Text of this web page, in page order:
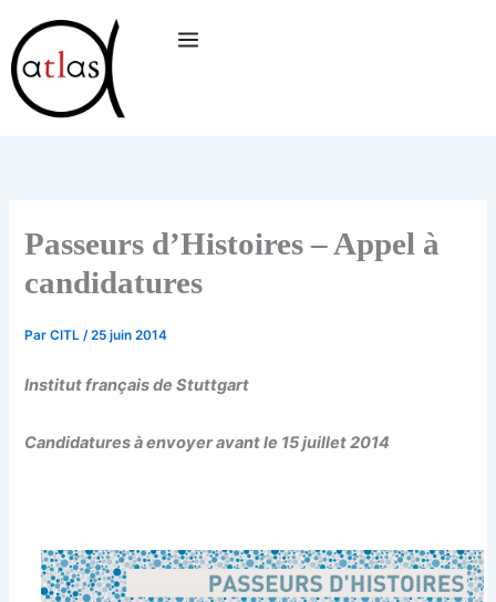
au
contenu
Passeurs d’Histoires – Appel à
candidatures
ParCITL/25 juin 2014
Institut français de Stuttgart
Candidatures à envoyer avant le 15 juillet 2014